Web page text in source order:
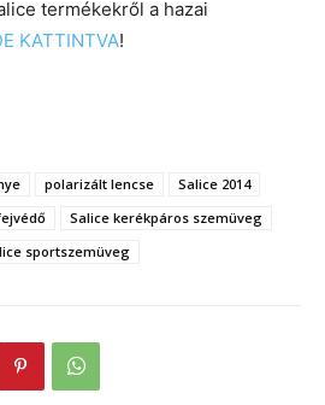
termékekről a hazai
KATTINTVA!
polarizált lencse
Salice 2014
Salice kerékpáros szemüveg
sportszemüveg